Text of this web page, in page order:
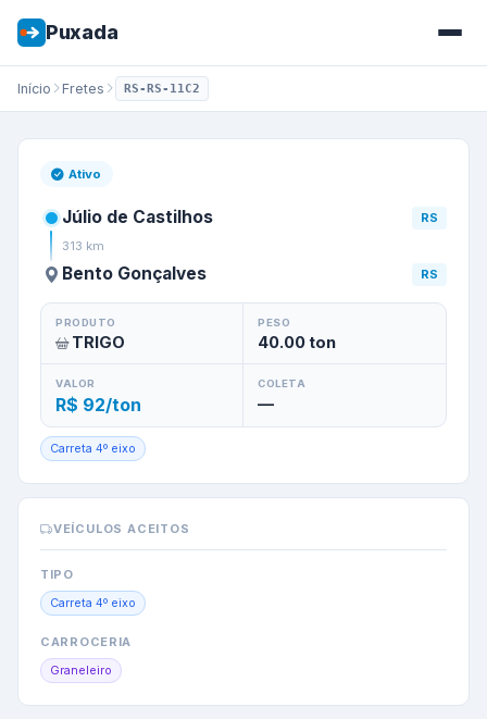
Puxada
Início Fretes RS-RS-11C2
Frete de
Ativo
Júlio de Castilhos
RS
313 km
Bento Gonçalves RS
PRODUTO
TRIGO
PESO
40.00ton
VALOR
R$ 92/ton
COLETA
—
Carreta 4º eixo
VEÍCULOS ACEITOS
TIPO
Carreta 4º eixo
CARROCERIA
Graneleiro